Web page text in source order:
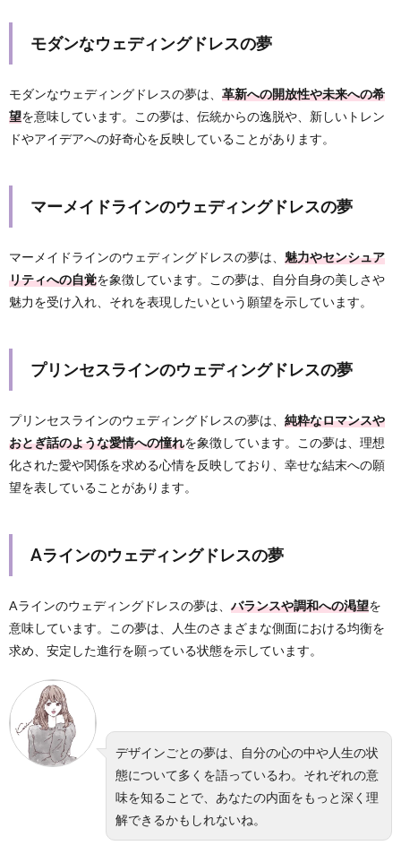
モダンなウェディングドレスの夢
モダンなウェディングドレスの夢は、 革新への開放性や未来への希
望を意味しています。この夢は、伝統からの逸脱や、新しいトレン
ドやアイデアへの好奇心を反映していることがあります。
マーメイドラインのウェディングドレスの夢
マーメイドラインのウェディングドレスの夢は、 魅力やセンシュア
リティへの自覚を象徴しています。この夢は、自分自身の美しさや
魅力を受け入れ、それを表現したいという願望を示しています。
プリンセスラインのウェディングドレスの夢
プリンセスラインのウェディングドレスの夢は、 純粋なロマンスや
おとぎ話のような愛情への憧れを象徴しています。この夢は、理想
化された愛や関係を求める心情を反映しており、幸せな結末への願
望を表していることがあります。
Aラインのウェディングドレスの夢
Aラインのウェディングドレスの夢は、 バランスや調和への渇望を
意味しています。この夢は、人生のさまざまな側面における均衡を
求め、安定した進行を願っている状態を示しています。
デザインごとの夢は、自分の心の中や人生の状
態について多くを語っているわ。それぞれの意
味を知ることで、あなたの内面をもっと深く理
解できるかもしれないね。